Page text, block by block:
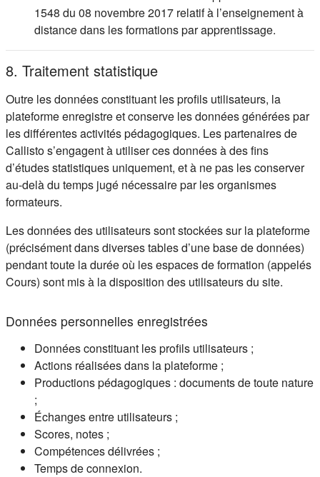
1548 du 08 novembre 2017 relatif à l’enseignement à
distance dans les formations par apprentissage.
8. Traitement statistique
Outre les données constituant les profils utilisateurs, la
plateforme enregistre et conserve les données générées par
les différentes activités pédagogiques. Les partenaires de
Callisto s’engagent à utiliser ces données à des fins
d’études statistiques uniquement, et à ne pas les conserver
au-delà du temps jugé nécessaire par les organismes
formateurs.
Les données des utilisateurs sont stockées sur la plateforme
(précisément dans diverses tables d’une base de données)
pendant toute la durée où les espaces de formation (appelés
Cours) sont mis à la disposition des utilisateurs du site.
Données personnelles enregistrées
Données constituant les profils utilisateurs ;
Actions réalisées dans la plateforme ;
Productions pédagogiques : documents de toute nature
;
Échanges entre utilisateurs ;
Scores, notes ;
Compétences délivrées ;
Temps de connexion.